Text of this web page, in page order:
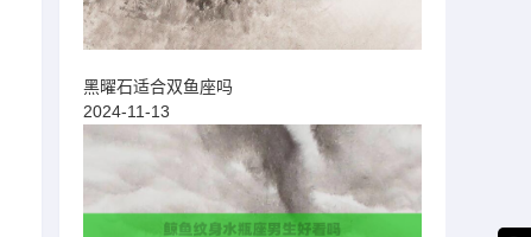
黑曜石适合双鱼座吗
2024-11-13